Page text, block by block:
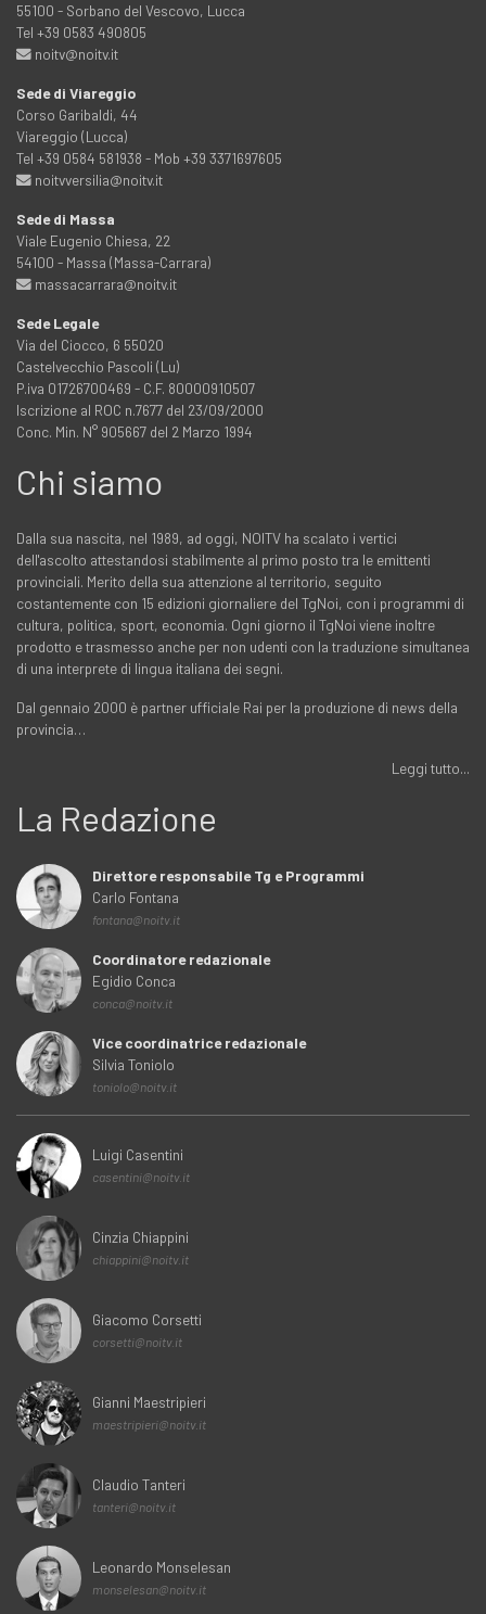
55100 - Sorbano del Vescovo, Lucca
Tel +39 0583 490805
noitv@noitv.it
Sede di Viareggio
Corso Garibaldi, 44
Viareggio (Lucca)
Tel +39 0584 581938 - Mob +39 3371697605
noitvversilia@noitv.it
Sede di Massa
Viale Eugenio Chiesa, 22
54100 - Massa (Massa-Carrara)
massacarrara@noitv.it
Sede Legale
Via del Ciocco, 6 55020
Castelvecchio Pascoli (Lu)
P.iva 01726700469 - C.F. 80000910507
Iscrizione al ROC n.7677 del 23/09/2000
Conc. Min. N° 905667 del 2 Marzo 1994
Chi siamo
Dalla sua nascita, nel 1989, ad oggi, NOITV ha scalato i vertici
dell'ascolto attestandosi stabilmente al primo posto tra le emittenti
provinciali. Merito della sua attenzione al territorio, seguito
costantemente con 15 edizioni giornaliere del TgNoi, con i programmi di
cultura, politica, sport, economia. Ogni giorno il TgNoi viene inoltre
prodotto e trasmesso anche per non udenti con la traduzione simultanea
di una interprete di lingua italiana dei segni.
Dal gennaio 2000 è partner ufficiale Rai per la produzione di news della
provincia…
Leggi tutto...
La Redazione
Direttore responsabile Tg e Programmi
Carlo Fontana
fontana@noitv.it
Coordinatore redazionale
Egidio Conca
conca@noitv.it
Vice coordinatrice redazionale
Silvia Toniolo
toniolo@noitv.it
Luigi Casentini
casentini@noitv.it
Cinzia Chiappini
chiappini@noitv.it
Giacomo Corsetti
corsetti@noitv.it
Gianni Maestripieri
maestripieri@noitv.it
Claudio Tanteri
tanteri@noitv.it
Leonardo Monselesan
monselesan@noitv.it